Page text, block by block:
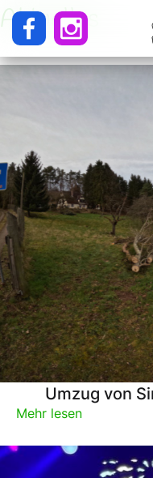
Aktuelles
Umzug von
Mehr lesen